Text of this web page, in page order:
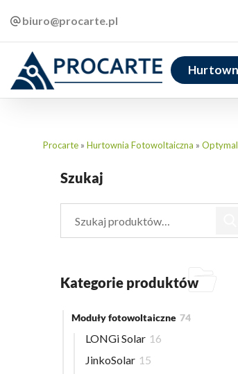
biuro@procarte.pl
Procarte » Hurtownia Fotowoltaiczna »
Szukaj
Kategorie produktów
Moduły fotowoltaiczne 74
LONGi Solar 16
JinkoSolar 15